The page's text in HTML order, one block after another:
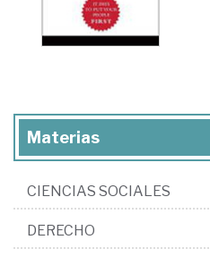
Materias
CIENCIAS SOCIALES
DERECHO